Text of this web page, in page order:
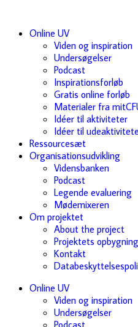
Online UV
Viden og inspiration
Undersøgelser
Podcast
Inspirationsforløb
Gratis online forløb
Materialer fra
Idéer til aktiviteter
Idéer til
Ressourcesæt
Organisationsudvikling
Vidensbanken
Podcast
Legende evaluering
Mødemixeren
Om projektet
About the project
Projektets opbygning
Kontakt
Online UV
Viden og inspiration
Undersøgelser
Podcast